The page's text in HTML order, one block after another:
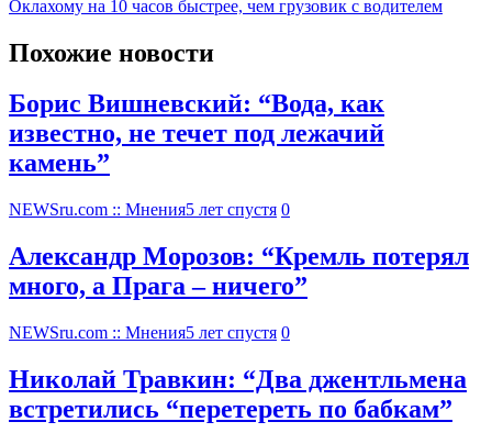
Оклахому на 10 часов быстрее, чем грузовик с водителем
Похожие новости
Борис Вишневский: “Вода, как
известно, не течет под лежачий
камень”
NEWSru.com :: Мнения5 лет спустя 0
Александр Морозов: “Кремль потерял
много, а Прага – ничего”
NEWSru.com :: Мнения5 лет спустя 0
Николай Травкин: “Два джентльмена
встретились “перетереть по бабкам”